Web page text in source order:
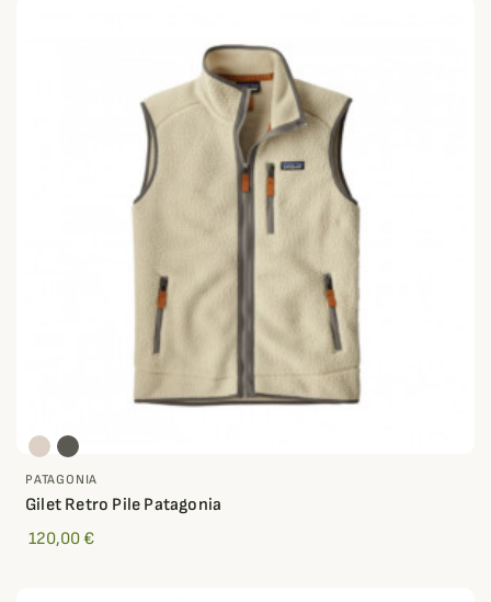
PATAGONIA
Gilet Retro Pile Patagonia
120,00 €